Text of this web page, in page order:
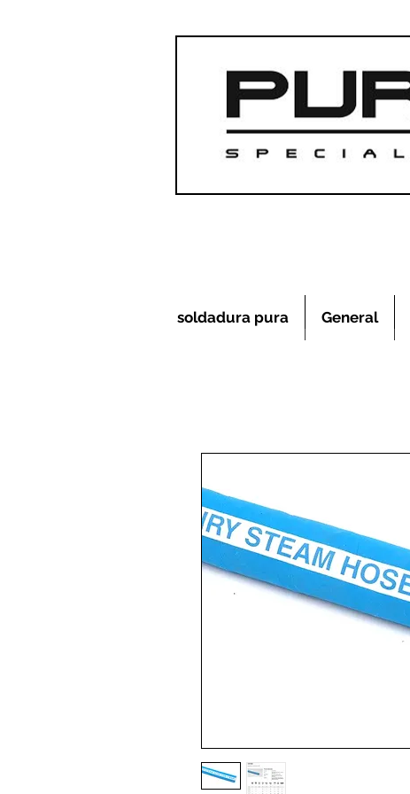
soldadura pura General